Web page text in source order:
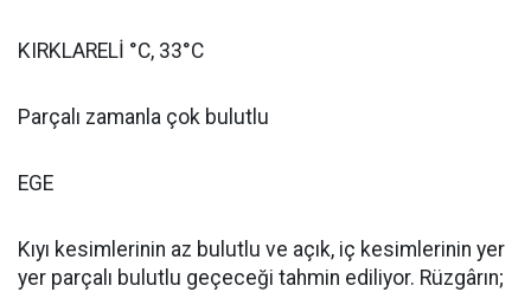
KIRKLARELİ °C, 33°C
Parçalı zamanla çok bulutlu
EGE
Kıyı kesimlerinin az bulutlu ve açık, iç kesimlerinin yer
yer parçalı bulutlu geçeceği tahmin ediliyor. Rüzgârın;